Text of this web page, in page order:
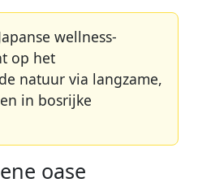
wellness-
op het
natuur via langzame,
in bosrijke
oase